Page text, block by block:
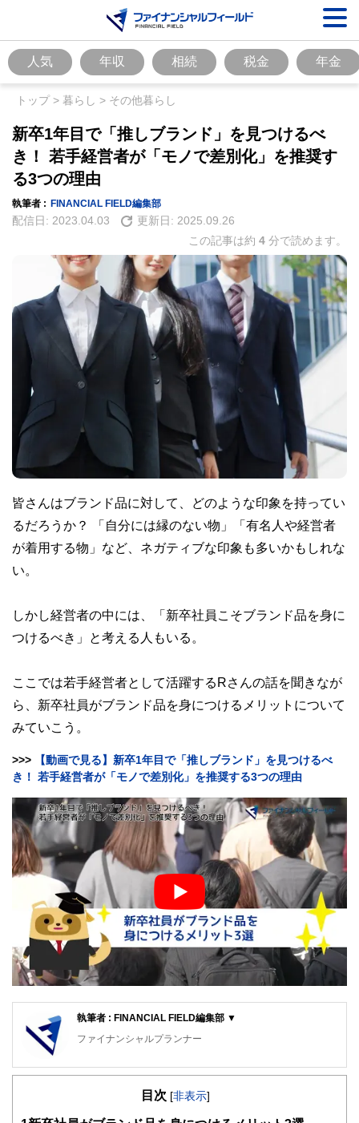
人気 年収 相続 税金 年金
トップ> 暮らし > その他暮らし
新卒1年目で「推しブランド」を見つけるべ
き！ 若手経営者が「モノで差別化」を推奨す
る3つの理由
執筆者 : FINANCIAL FIELD編集部
配信日: 2023.04.03 更新日: 2025.09.26
この記事は約 4 分で読めます。
皆さんはブランド品に対して、どのような印象を持ってい
るだろうか？ 「自分には縁のない物」「有名人や経営者
が着用する物」など、ネガティブな印象も多いかもしれな
い。
しかし経営者の中には、「新卒社員こそブランド品を身に
つけるべき」と考える人もいる。
ここでは若手経営者として活躍するRさんの話を聞きなが
ら、新卒社員がブランド品を身につけるメリットについて
みていこう。
>>>
【動画で見る】新卒1年目で「推しブランド」を見つけるべ
き！ 若手経営者が「モノで差別化」を推奨する3つの理由
執筆者 : FINANCIAL FIELD編集部 ▼
ファイナンシャルプランナー
FinancialField編集部は、金融、経済に関する記事を、日々
知識がない方でも理解できるようわかりやすく発信していま
目次 [非表示]